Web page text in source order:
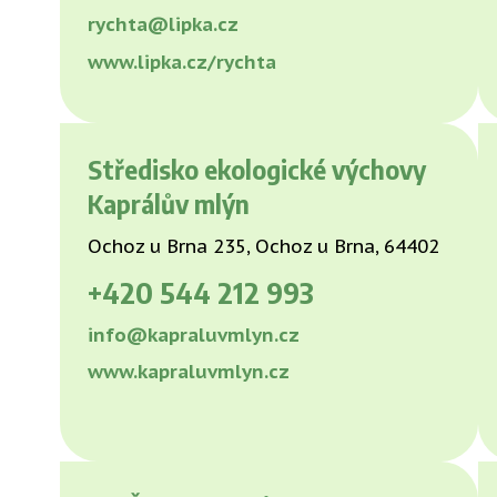
rychta@lipka.cz
www.lipka.cz/rychta
Středisko ekologické výchovy
Kaprálův mlýn
Ochoz u Brna 235, Ochoz u Brna, 64402
+420 544 212 993
info@kapraluvmlyn.cz
www.kapraluvmlyn.cz